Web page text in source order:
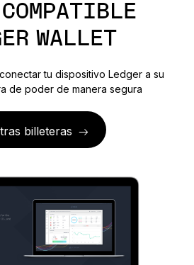
Clásicos
respaldo fiable
WALLET
tu dispositivo Ledger a su
de poder de manera segura
billeteras